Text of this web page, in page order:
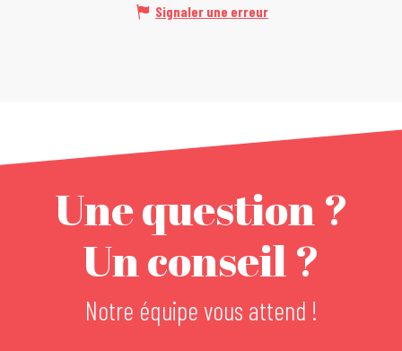
Signaler une erreur
Une question ?
Un conseil ?
Notre équipe vous attend !